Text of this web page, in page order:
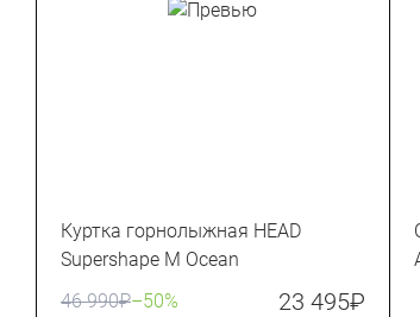
Куртка горнолыжная HEAD
Supershape M Ocean
46 990₽–50% 23 495₽